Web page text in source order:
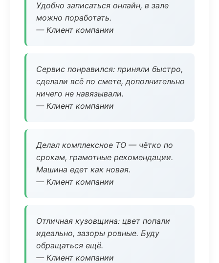
Удобно записаться онлайн, в зале
можно поработать.
— Клиент компании
Сервис понравился: приняли быстро,
сделали всё по смете, дополнительно
ничего не навязывали.
— Клиент компании
Делал комплексное ТО — чётко по
срокам, грамотные рекомендации.
Машина едет как новая.
— Клиент компании
Отличная кузовщина: цвет попали
идеально, зазоры ровные. Буду
обращаться ещё.
— Клиент компании